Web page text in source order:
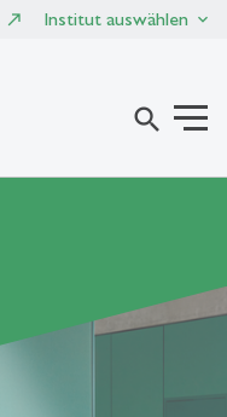
Institut auswählen
search